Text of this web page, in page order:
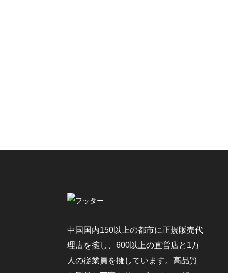
中国国内150以上の都市に正規販売代
理店を擁し、600以上の直営店と1万
人の従業員を擁しています。高品質